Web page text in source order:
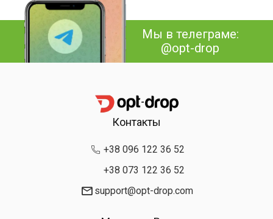
Мы в телеграме:
@opt-drop
Контакты
+38 096 122 36 52
+38 073 122 36 52
support@opt-drop.com